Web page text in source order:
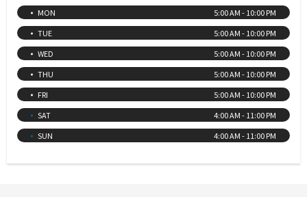
MON
5:00 AM - 10:00 PM
TUE
5:00 AM - 10:00 PM
WED
5:00 AM - 10:00 PM
THU
5:00 AM - 10:00 PM
FRI
5:00 AM - 10:00 PM
SAT
4:00 AM - 11:00 PM
SUN
4:00 AM - 11:00 PM